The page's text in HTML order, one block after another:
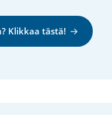
Klikkaa tästä!